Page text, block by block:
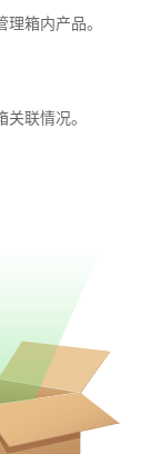
箱内产品。
联情况。